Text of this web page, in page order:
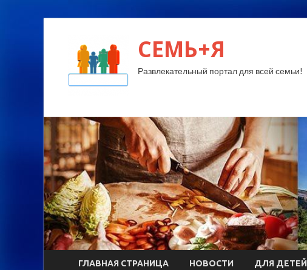
СЕМЬ+Я
Развлекательный портал для всей семьи!
ГЛАВНАЯ СТРАНИЦА НОВОСТИ ДЛЯ ДЕТЕЙ